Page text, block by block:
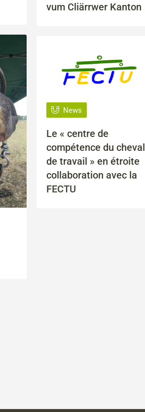
vum Cliärrwer Kanton
News
Le « centre de
compétence du cheval
de travail » en étroite
collaboration avec la
FECTU